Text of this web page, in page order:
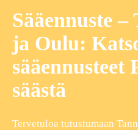
Sääennuste
ja Oulu:
sääennusteet
säästä
Tervetuloa tutustumaan